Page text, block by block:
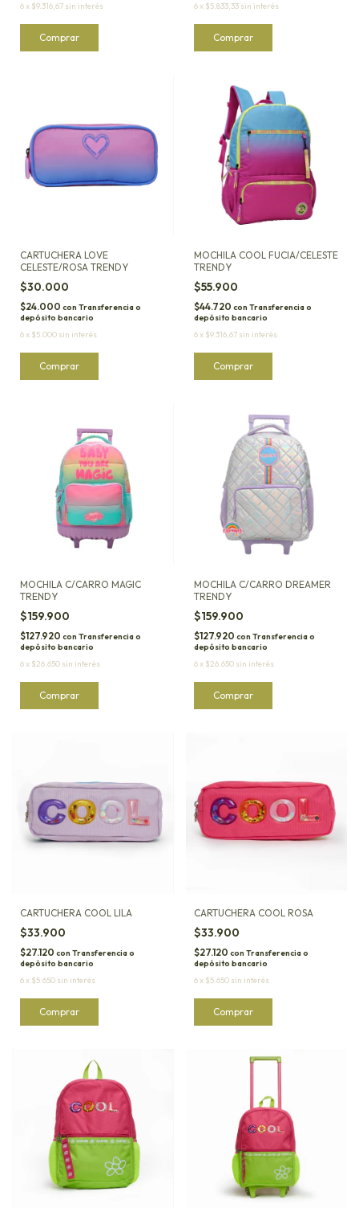
6x $9.316,67 sin interés 6x $5.833,33 sin interés
CARTUCHERA LOVE
CELESTE/ROSA TRENDY
$30.000
$24.000 con Transferencia o
depósito bancario
6x $5.000 sin interés
MOCHILA COOL FUCIA/CELESTE
TRENDY
$55.900
$44.720 con Transferencia o
depósito bancario
6x $9.316,67 sin interés
MOCHILA C/CARRO MAGIC
TRENDY
$159.900
$127.920 con Transferencia o
depósito bancario
6x $26.650 sin interés
MOCHILA C/CARRO DREAMER
TRENDY
$159.900
$127.920 con Transferencia o
depósito bancario
6x $26.650 sin interés
CARTUCHERA COOL LILA
$33.900
$27.120 con Transferencia o
depósito bancario
6x $5.650 sin interés
CARTUCHERA COOL ROSA
$33.900
$27.120 con Transferencia o
depósito bancario
6x $5.650 sin interés